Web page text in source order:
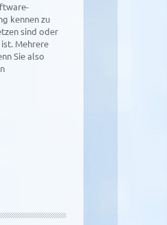
kennen zu
sind oder
Mehrere
Sie also